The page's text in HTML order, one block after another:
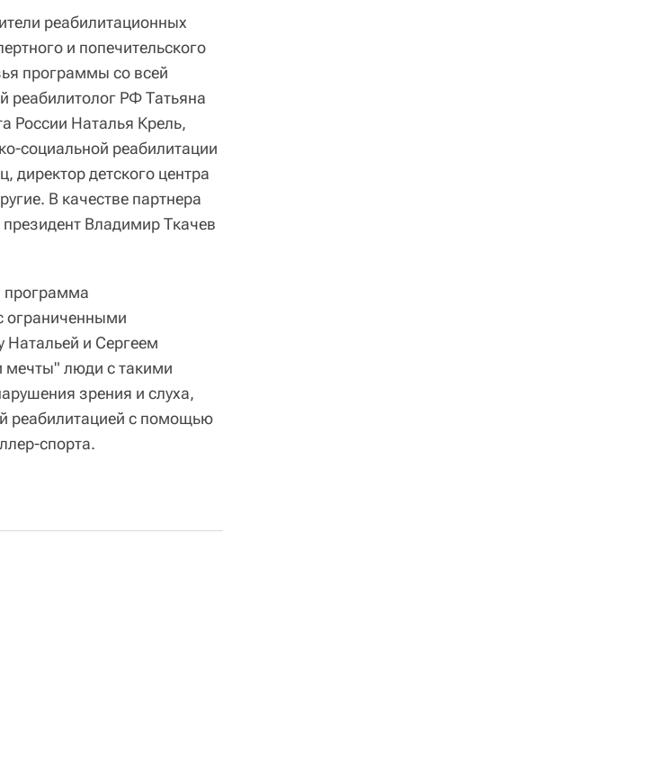
реабилитационных
и попечительского
программы со всей
реабилитолог РФ Татьяна
России Наталья Крель,
социальной реабилитации
детского центра
В качестве партнера
президент Владимир Ткачев
программа
ограниченными
Натальей и Сергеем
люди с такими
зрения и слуха,
реабилитацией с помощью
спорта.